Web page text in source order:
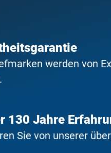
werden von
130 Jahre
Sie von unserer